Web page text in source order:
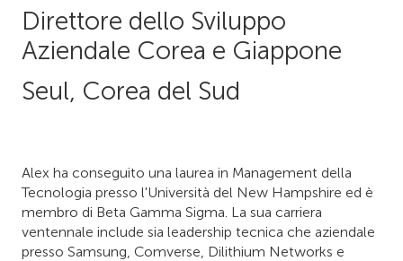
Direttore dello Sviluppo
Aziendale Corea e Giappone
Seul, Corea del Sud
Alex ha conseguito una laurea in Management della
Tecnologia presso l'Università del New Hampshire ed è
membro di Beta Gamma Sigma. La sua carriera
ventennale include sia leadership tecnica che aziendale
presso Samsung, Comverse, Dilithium Networks e